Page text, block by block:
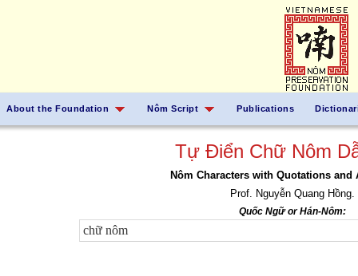
About the Foundation Nôm Script Publications
Tự Điển Chữ Nôm
Nôm Characters with Quotations and
Prof. Nguyễn Quang Hồng.
Quốc Ngữ or Hán-Nôm: